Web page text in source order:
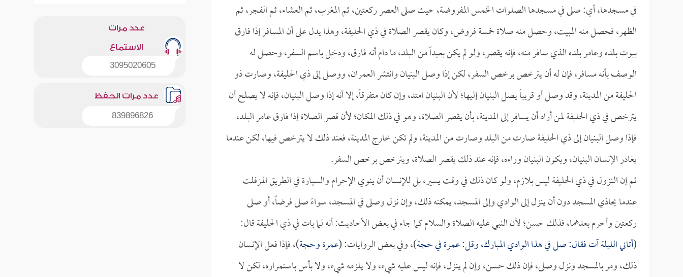
في مسجدها، أي: صلى في مسجدها الصلوات الخمس المفروضة، حيث صلى العصر ركعتين، ثم المغرب، ثم العشاء، ثم الفجر، ثم
الظهر، فحصل منه المبيت، وحصل منه صلاة خمسة فروض، وكان يقصر الصلاة في ذي الحليفة، وهذا يدل على أن المسافر إذا فارق
بيوت بلده وعامر بلده الذي سافر منه، فإنه يقصر، ولو لم يكن بعيداً من البلد، ما دام أنه فارق، ودخل باسم السفر، وحصل له
الوصف بأنه مسافر، فإن له أن يترخص برخص السفر، لكن إذا وصل البنيان وانتشر العمران، ووصل إلى ذي الحليفة، وصارت ذو
الحليفة من المدينة، وقد وصل أو قريباً يصل البنيان إليها؛ لأن البنيان امتد، وإن كان متفرقاً، إلا أنه إذا وصل البنيان، فإنه لا يصلح أن
يترخص في ذي الحليفة لمن أراد أن يسافر إلى المدينة، بأن يقصر الصلاة، وهو في ذلك المكان؛ لأن قصر الصلاة إذا فارق عامر البلد،
فإذا وصل البنيان إلى ذي الحليفة صارت من البلد وصارت من المدينة، ولم تكن خارج المدينة، فعند ذلك لا يترخص فيها، لكن عندما
يغادر الإنسان البنيان، ويكون البنيان وراءه، فإنه عند ذلك يقصر الصلاة، ويترخص برخص السفر.
ثم إن النزول في ذي الحليفة ليس بلازم، ولو كان ذلك في وقت يسير، بل للإنسان أن ينوي الإحرام والسيارة في الطريق المزفلت
عندما يحاذي المسجد دون أن ينزل إلى الوادي وإلى المسجد، يمكنه ذلك، وإن نزل وصلى في المسجد، سواءً صلى فرضاً، أو صلى
ركعتين وأحرم بعدهما، فذلك حسن؛ لأن النبي عليه الصلاة والسلام كما جاء في بعض الأحاديث: أنه لما بات في ذي الحليفة قال:
(أتاني الليلة آت فقال: صل في هذا الوادي المبارك، وقل: عمرة في حجة)، وفي بعض الروايات: (عمرة وحجة)، فإذا فعل الإنسان
ذلك، ومر بالمسجد ونزل وصلى، فإن ذلك حسن، وإن لم ينزل، فإنه ليس عليه شيء، ولا يلزمه شيء، ولا بأس باستمراره، لكن لا
عدد مرات
الاستماع
3095020605
عدد مرات الحفظ
839896826